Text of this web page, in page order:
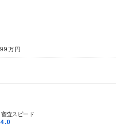
万円